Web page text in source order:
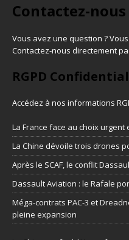
Contactez-nous
Vous avez une question ?
Contactez-nous directement
RGPD
Accédez à nos informations
La France face au choix urgent
La Chine dévoile trois drones
Après le SCAF, le conflit
Dassault Aviation : le Rafale
Méga-contrats PAC-3 et
pleine expansion